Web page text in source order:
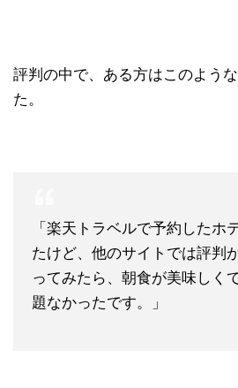
評判の中で、ある方はこのよう
た。
「楽天トラベルで予約したホ
たけど、他のサイトでは評判
ってみたら、朝食が美味しく
題なかったです。」